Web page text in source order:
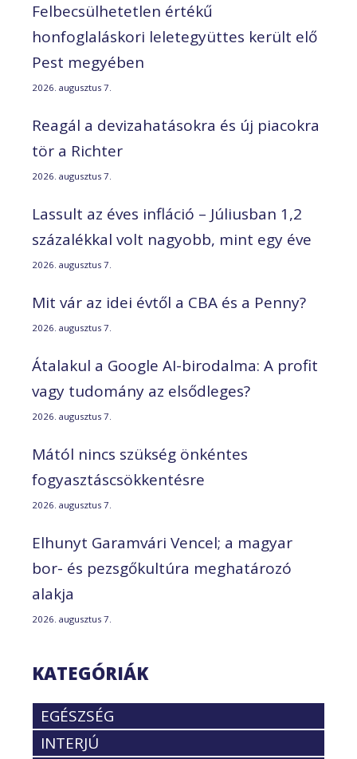
Felbecsülhetetlen értékű
honfoglaláskori leletegyüttes került elő
Pest megyében
2026. augusztus 7.
Reagál a devizahatásokra és új piacokra
tör a Richter
2026. augusztus 7.
Lassult az éves infláció – Júliusban 1,2
százalékkal volt nagyobb, mint egy éve
2026. augusztus 7.
Mit vár az idei évtől a CBA és a Penny?
2026. augusztus 7.
Átalakul a Google AI-birodalma: A profit
vagy tudomány az elsődleges?
2026. augusztus 7.
Mától nincs szükség önkéntes
fogyasztáscsökkentésre
2026. augusztus 7.
Elhunyt Garamvári Vencel; a magyar
bor- és pezsgőkultúra meghatározó
alakja
2026. augusztus 7.
KATEGÓRIÁK
EGÉSZSÉG
INTERJÚ